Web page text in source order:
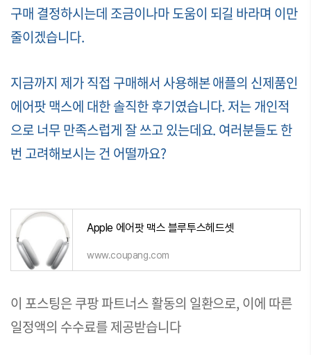
구매 결정하시는데 조금이나마 도움이 되길 바라며 이만
줄이겠습니다.
지금까지 제가 직접 구매해서 사용해본 애플의 신제품인
에어팟 맥스에 대한 솔직한 후기였습니다. 저는 개인적
으로 너무 만족스럽게 잘 쓰고 있는데요. 여러분들도 한
번 고려해보시는 건 어떨까요?
Apple 에어팟 맥스 블루투스헤드셋
www.coupang.com
이 포스팅은 쿠팡 파트너스 활동의 일환으로, 이에 따른
일정액의 수수료를 제공받습니다